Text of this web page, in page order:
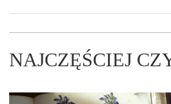
NAJCZĘŚCIEJ